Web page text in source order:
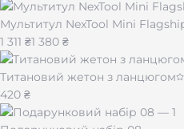
Мультитул NexTool Mini
1 311 ₴1 380 ₴
Титановий жетон з ланцюгом
420 ₴